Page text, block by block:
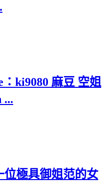
ki9080 麻豆 空姐
...
位極具御姐范的女